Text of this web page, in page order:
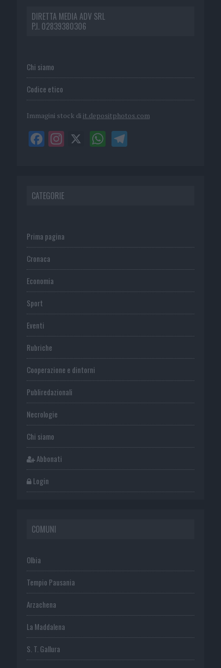
DIRETTA MEDIA ADV SRL
P.I. 02839380306
Chi siamo
Codice etico
Immagini stock di it.depositphotos.com
CATEGORIE
Prima pagina
Cronaca
Economia
Sport
Eventi
Rubriche
Cooperazione e dintorni
Publiredazionali
Necrologie
Chi siamo
Abbonati
Login
COMUNI
Olbia
Tempio Pausania
Arzachena
La Maddalena
S. T. Gallura